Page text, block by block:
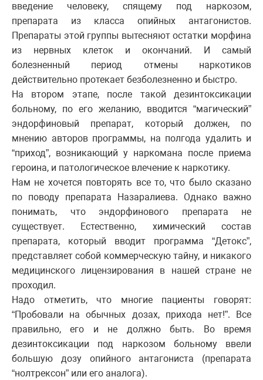
введение человеку, спящему под наркозом,
препарата из класса опийных антагонистов.
Препараты этой группы вытесняют остатки морфина
из нервных клеток и окончаний. И самый
болезненный период отмены наркотиков
действительно протекает безболезненно и быстро.
На втором этапе, после такой дезинтоксикации
больному, по его желанию, вводится “магический”
эндорфиновый препарат, который должен, по
мнению авторов программы, на полгода удалить и
“приход”, возникающий у наркомана после приема
героина, и патологическое влечение к наркотику.
Нам не хочется повторять все то, что было сказано
по поводу препарата Назаралиева. Однако важно
понимать, что эндорфинового препарата не
существует. Естественно, химический состав
препарата, который вводит программа “Детокс”,
представляет собой коммерческую тайну, и никакого
медицинского лицензирования в нашей стране не
проходил.
Надо отметить, что многие пациенты говорят:
“Пробовали на обычных дозах, прихода нет!”. Все
правильно, его и не должно быть. Во время
дезинтоксикации под наркозом больному ввели
большую дозу опийного антагониста (препарата
“нолтрексон” или его аналога).